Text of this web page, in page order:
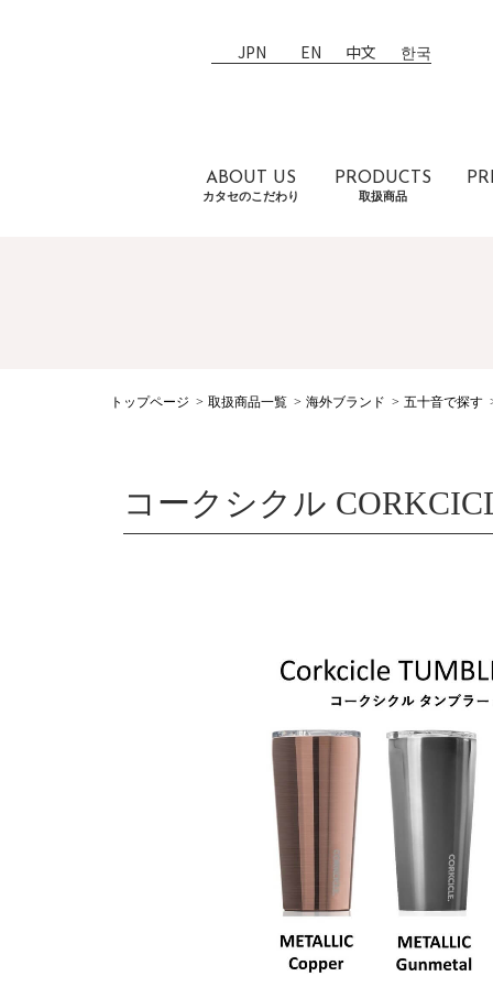
JPN EN 中文 한국
ABOUT US
カタセのこだわり
PRODUCTS
取扱商品
トップページ 取扱商品一覧 海外ブランド 五十音で探す
コークシクル